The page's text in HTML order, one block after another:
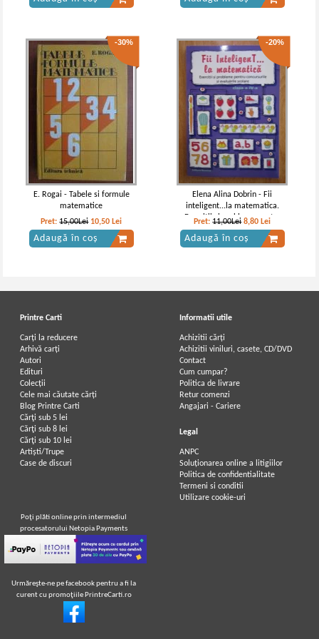
-30%
E. Rogai - Tabele si formule
matematice
Pret:15,00Lei 10,50 Lei
Adaugă în coș
-20%
Elena Alina Dobrin - Fii
inteligent...la matematica.
Exercitii si probleme pentru
concursurile si evaluarile scolare
pentru clasa a IV-a
Pret:11,00Lei 8,80 Lei
Adaugă în coș
Printre Carti
Carți la reducere
Arhivă carți
Autori
Edituri
Colecții
Cele mai căutate cărți
Blog Printre Carti
Cărţi sub 5 lei
Cărţi sub 8 lei
Cărţi sub 10 lei
Artiști/Trupe
Case de discuri
Informatii utile
Achizitii cărți
Achizitii viniluri, casete, CD/DVD
Contact
Cum cumpar?
Politica de livrare
Retur comenzi
Angajari - Cariere
Legal
ANPC
Soluționarea online a litigiilor
Politica de confidentialitate
Termeni si conditii
Utilizare cookie-uri
Poţi plăti online prin intermediul
procesatorului Netopia Payments
Urmăreşte-ne pe facebook pentru a fi la
curent cu promoţiile PrintreCarti.ro